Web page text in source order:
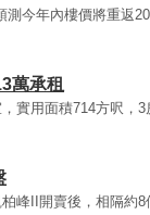
今年內樓價將重返
萬承租
實用面積714方呎，
峰II開賣後，相隔約